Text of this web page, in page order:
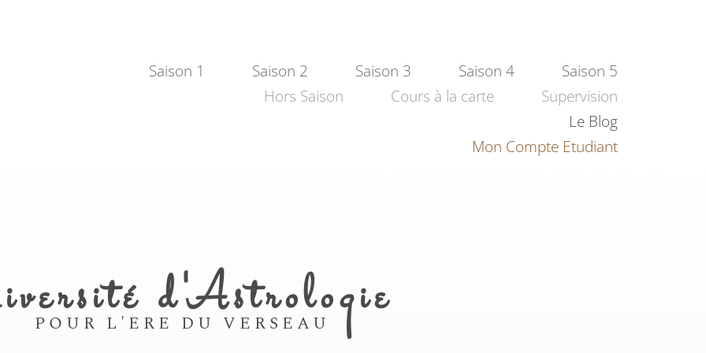
Saison 1 Saison 2 Saison 3 Saison 4
Saison 5
Hors Saison
Cours à la carte
Supervision
Le Blog
Mon Compte Etudiant
d'Astrologie
POUR L'ERE DU VERSEAU